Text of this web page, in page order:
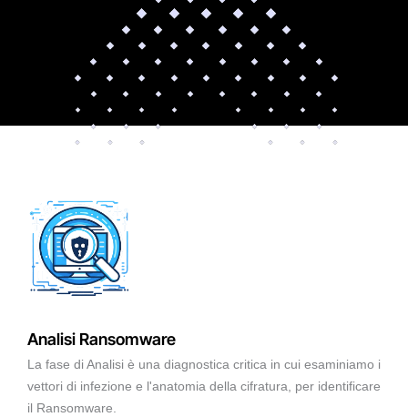
Analisi Ransomware
La fase di Analisi è una diagnostica critica in cui esaminiamo i
vettori di infezione e l'anatomia della cifratura, per identificare
il Ransomware.